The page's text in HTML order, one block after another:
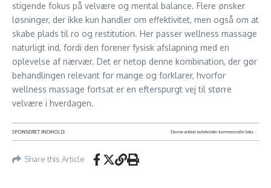
stigende fokus på velvære og mental balance. Flere ønsker
løsninger, der ikke kun handler om effektivitet, men også om at
skabe plads til ro og restitution. Her passer wellness massage
naturligt ind, fordi den forener fysisk afslapning med en
oplevelse af nærvær. Det er netop denne kombination, der gør
behandlingen relevant for mange og forklarer, hvorfor
wellness massage fortsat er en efterspurgt vej til større
velvære i hverdagen.
Share this Article